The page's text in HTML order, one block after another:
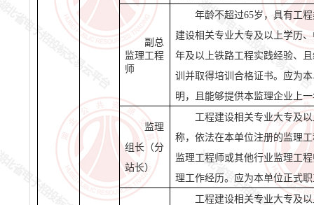
副总
监理工程
师
年龄不超过65岁，具有工
建设相关专业大专及以上学历
年及以上铁路工程实践经验、
训并取得培训合格证书。应为
明，且能够提供本监理企业上
监理
组长（分
站长）
工程建设相关专业大专及
称， 依法在本单位注册的监理
监理工程师或其他行业监理工
理工作经历。应为本单位正式
工程建设相关专业大专及